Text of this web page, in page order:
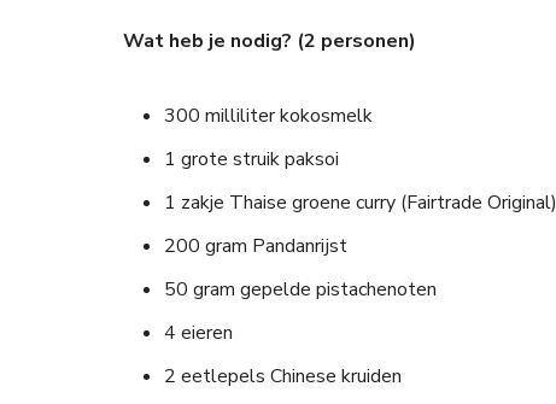
Wat heb je nodig? (2 personen)
300 milliliter kokosmelk
1 grote struik paksoi
1 zakje Thaise groene curry (Fairtrade Original)
200 gram Pandanrijst
50 gram gepelde pistachenoten
4 eieren
2 eetlepels Chinese kruiden